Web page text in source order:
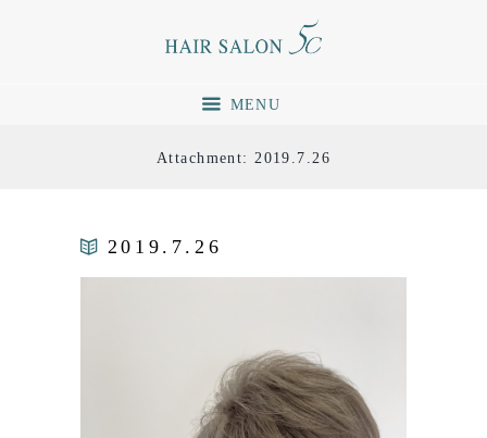
MENU
Attachment: 2019.7.26
2019.7.26